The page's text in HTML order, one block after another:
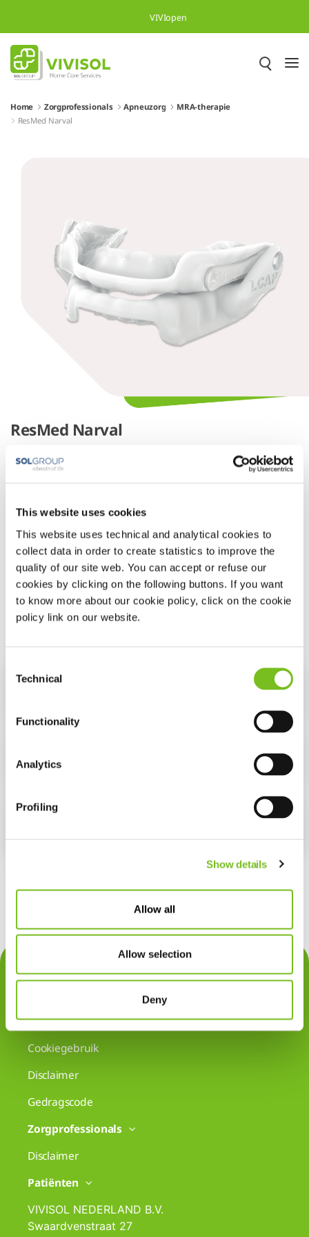
This website uses cookies
This website uses technical and analytical cookies to
collect data in order to create statistics to improve the
quality of our site web. You can accept or refuse our
cookies by clicking on the following buttons. If you want
to know more about our cookie policy, click on the cookie
policy link on our website.
Selection
Technical
Functionality
Analytics
Profiling
Show details
Allow all
Allow selection
Deny
Overslaan en naar hoofdinhoud gaan
VIVIopen
Home Zorgprofessionals Apneuzorg
MRA-therapie
ResMed Narval
ResMed Narval
De ResMed Narval heeft door het gebruik van
geavanceerde technieken een bijzonder licht en dun
Hierdoor ervaren patiënten de pasvorm als natuurlijk.
De kleinste MRA-beugel
Digitale scantechnologie
3D-printtechnologie
ResMed Narval
Klachten
Cookiegebruik
Disclaimer
Gedragscode
Zorgprofessionals
Disclaimer
Patiënten
VIVISOL NEDERLAND B.V.
Swaardvenstraat 27